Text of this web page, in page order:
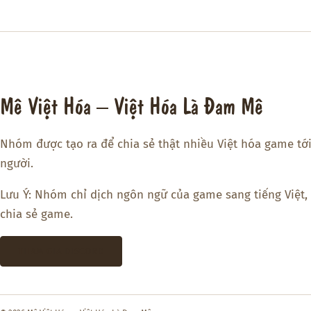
Mê Việt Hóa – Việt Hóa Là Đam Mê
Nhóm được tạo ra để chia sẻ thật nhiều Việt hóa game
người.
Lưu Ý: Nhóm chỉ dịch ngôn ngữ của game sang tiếng
chia sẻ game.